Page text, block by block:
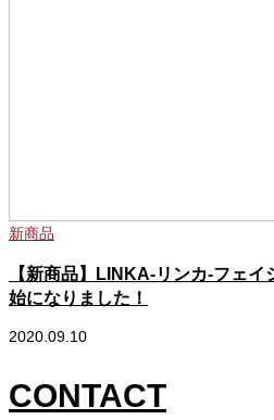
新商品
【新商品】LINKA-リンカ-フェ
始になりました！
2020.09.10
CONTACT